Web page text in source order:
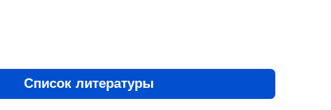
Список литературы